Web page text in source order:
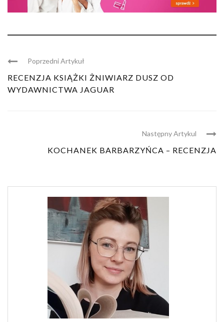
Poprzedni Artykuł
RECENZJA KSIĄŻKI ŻNIWIARZ DUSZ OD
WYDAWNICTWA JAGUAR
Następny Artykul
KOCHANEK BARBARZYŃCA – RECENZJA